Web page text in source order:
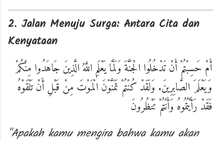
2. Jalan Menuju Surga: Antara Cita dan
Kenyataan
أَمْ حَسِبْتُمْ أَنْ تَدْخُلُوا الْجَنَّةَ وَلَمَّا يَعْلَمِ اللَّهُ الَّذِينَ جَاهَدُوا مِنْكُمْ
وَيَعْلَمَ الصَّابِرِينَ. وَلَقَدْ كُنْتُمْ تَمَنَّوْنَ الْمَوْتَ مِنْ قَبْلِ أَنْ تَلْقَوْهُ
فَقَدْ رَأَيْتُمُوهُ وَأَنْتُمْ تَنْظُرُونَ
"Apakah kamu mengira bahwa kamu akan